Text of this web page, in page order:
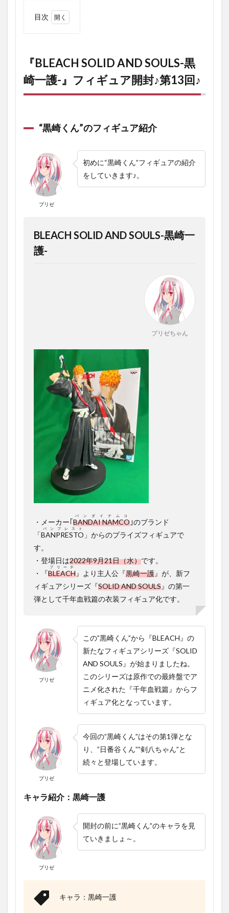
目次
AND
SOULS-黒
崎一護-』
フィギュ
ア開封♪第
“黒崎
フィ
ギュ
ア紹
介
1.1.1
黒崎一
護
“黒崎
ィギ
ュア
の開
“黒崎
ュア
の組
み立
『BLEACH
SOLID
SOULS-黒
崎一護-』
フィギュ
ア実物レ
ビュー
1.6
ん”の
フィ
ギュ
ア開
封ま
とめ
『BLEACH SOLID AND SOULS-黒
崎一護-』フィギュア開封♪第13回♪
“黒崎くん”のフィギュア紹介
プリゼ
初めに“黒崎くん”フィギュアの紹介
をしていきます♪。
BLEACH SOLID AND SOULS-黒崎一
護-
プリゼちゃん
・メーカー｢BANDAI NAMCO
バンダイナムコ
｣のブランド
「BANPRESTO
バンプレスト
」からのプライズフィギュアで
す。
・登場日は2022年9月21日（水）です。
・『BLEACH
ブリーチ
』より主人公『黒崎一護』が、新フ
ィギュアシリーズ『SOLID AND SOULS』の第一
弾として千年血戦篇の衣装フィギュア化です。
プリゼ
この”黒崎くん”から『BLEACH』の
新たなフィギュアシリーズ『SOLID
AND SOULS』が始まりましたね。
このシリーズは原作での最終盤でア
ニメ化された『千年血戦篇』からフ
ィギュア化となっています。
プリゼ
今回の”黒崎くん”はその第1弾とな
り、”日番谷くん””剣八ちゃん”と
続々と登場しています。
キャラ紹介：黒崎一護
プリゼ
開封の前に”黒崎くん”のキャラを見
ていきましょ～。
キャラ：黒崎一護